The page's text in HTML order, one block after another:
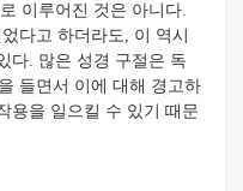
이루어진 것은 아니다.
다고 하더라도, 이 역시
다. 많은 성경 구절은 독
들면서 이에 대해 경고하
용을 일으킬 수 있기 때문